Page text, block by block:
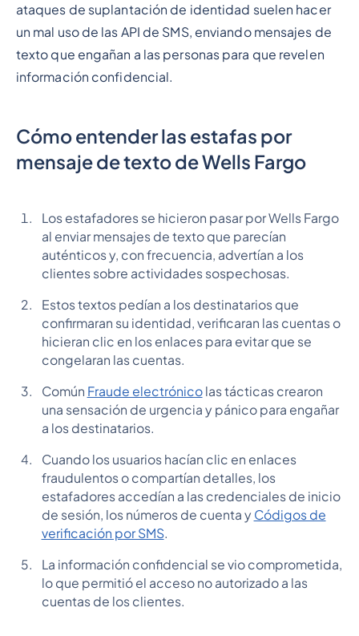
ataques de suplantación de identidad suelen hacer
un mal uso de las API de SMS, enviando mensajes de
texto que engañan a las personas para que revelen
información confidencial.
Cómo entender las estafas por
mensaje de texto de Wells Fargo
Los estafadores se hicieron pasar por Wells Fargo
al enviar mensajes de texto que parecían
auténticos y, con frecuencia, advertían a los
clientes sobre actividades sospechosas.
Estos textos pedían a los destinatarios que
confirmaran su identidad, verificaran las cuentas o
hicieran clic en los enlaces para evitar que se
congelaran las cuentas.
Común Fraude electrónicolas tácticas crearon
una sensación de urgencia y pánico para engañar
a los destinatarios.
Cuando los usuarios hacían clic en enlaces
fraudulentos o compartían detalles, los
estafadores accedían a las credenciales de inicio
de sesión, los números de cuenta y Códigos de
verificación por SMS.
La información confidencial se vio comprometida,
lo que permitió el acceso no autorizado a las
cuentas de los clientes.